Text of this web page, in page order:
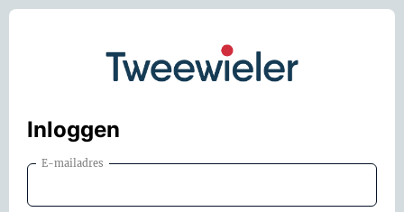
Inloggen
E-mailadres